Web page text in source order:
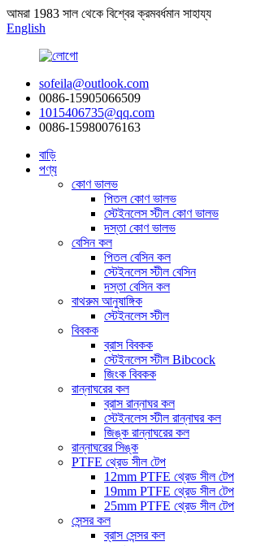
আমরা 1983 সাল থেকে বিশ্বের ক্রমবর্ধমান সাহায্য
English
sofeila@outlook.com
0086-15905066509
1015406735@qq.com
0086-15980076163
বাড়ি
পণ্য
কোণ ভালভ
পিতল কোণ ভালভ
স্টেইনলেস স্টীল কোণ ভালভ
দস্তা কোণ ভালভ
বেসিন কল
পিতল বেসিন কল
স্টেইনলেস স্টীল বেসিন
দস্তা বেসিন কল
বাথরুম আনুষাঙ্গিক
স্টেইনলেস স্টীল
বিবকক
ব্রাস বিবকক
স্টেইনলেস স্টীল Bibcock
জিংক বিবকক
রান্নাঘরের কল
ব্রাস রান্নাঘর কল
স্টেইনলেস স্টীল রান্নাঘর কল
জিঙ্ক রান্নাঘরের কল
রান্নাঘরের সিঙ্ক
PTFE থ্রেড সীল টেপ
12mm PTFE থ্রেড সীল টেপ
19mm PTFE থ্রেড সীল টেপ
25mm PTFE থ্রেড সীল টেপ
সেন্সর কল
ব্রাস সেন্সর কল